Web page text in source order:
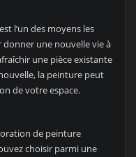
l’un des moyens les
donner une nouvelle vie à
une pièce existante
la peinture peut
de votre espace.
de peinture
choisir parmi une